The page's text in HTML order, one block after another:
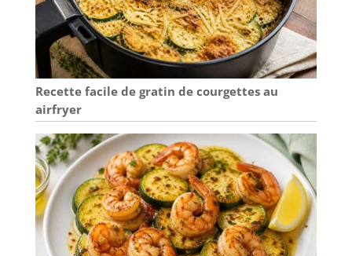
Recette facile de gratin de courgettes au
airfryer